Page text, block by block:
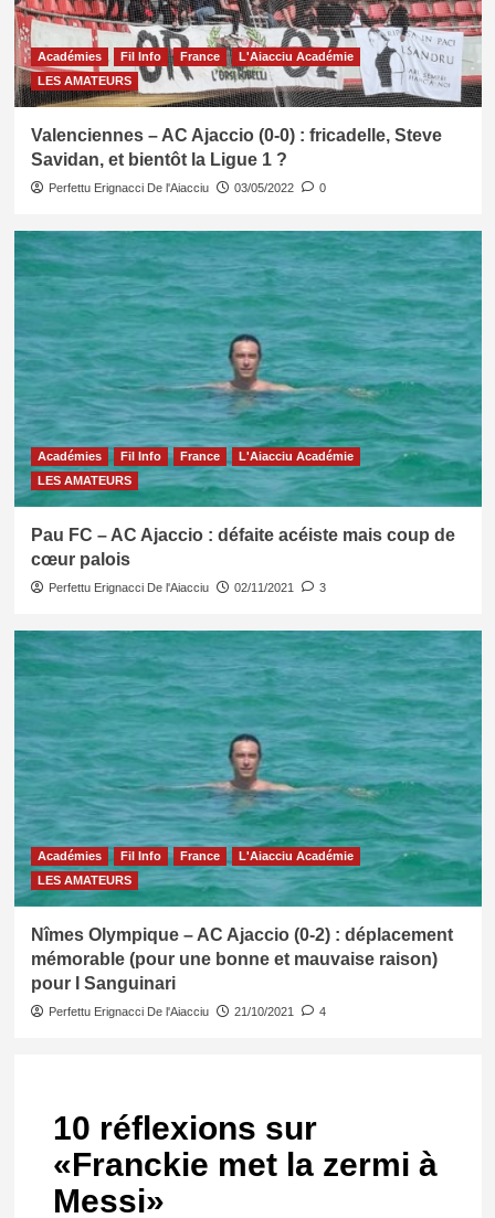
Académies Fil Info France
L'Aiacciu Académie
LES AMATEURS
Valenciennes – AC Ajaccio (0-0) : fricadelle, Steve
Savidan, et bientôt la Ligue 1 ?
Perfettu Erignacci De l'Aiacciu 03/05/2022 0
Académies Fil Info France
L'Aiacciu Académie
LES AMATEURS
Pau FC – AC Ajaccio : défaite acéiste mais coup de
cœur palois
Perfettu Erignacci De l'Aiacciu 02/11/2021 3
Académies Fil Info France
L'Aiacciu Académie
LES AMATEURS
Nîmes Olympique – AC Ajaccio (0-2) : déplacement
mémorable (pour une bonne et mauvaise raison)
pour I Sanguinari
Perfettu Erignacci De l'Aiacciu 21/10/2021 4
10 réflexions sur
«Franckie met la zermi à
Messi»